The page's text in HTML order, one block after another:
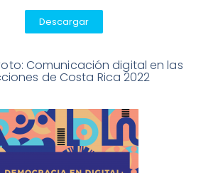
Descargar
Comunicación digital en las
de Costa Rica 2022